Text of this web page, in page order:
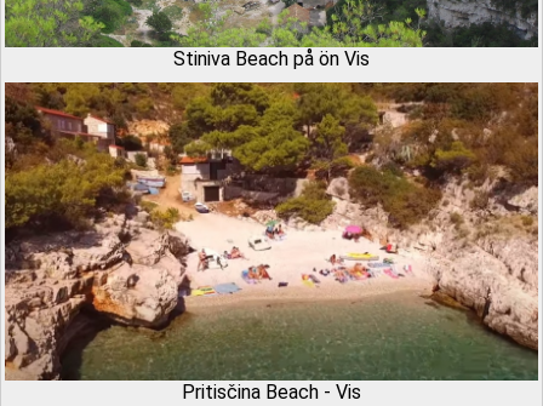
Stiniva Beach på ön Vis
Pritisčina Beach - Vis